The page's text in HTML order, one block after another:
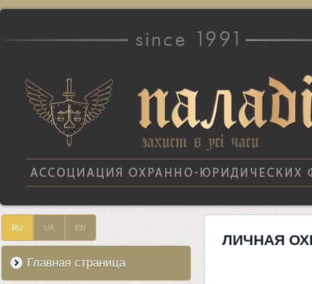
RU UA EN
Главная страница
ЛИЧНАЯ